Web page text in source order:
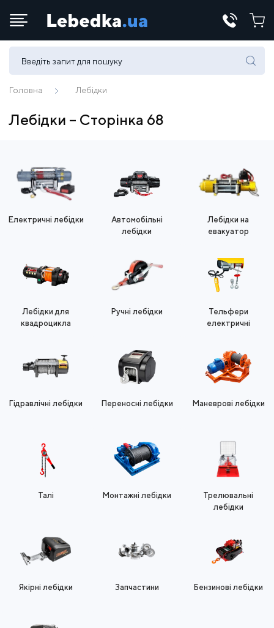
Телефони:
(067) 430 82-15
Головна Лебідки
Лебідки – Сторінка 68
Електричні лебідки
Автомобільні
лебідки
Лебідки на
евакуатор
Лебідки для
квадроцикла
Ручні лебідки
Тельфери
електричні
Гідравлічні лебідки Переносні лебідки Маневрові лебідки
Талі Монтажні лебідки
Трелювальні
лебідки
Якірні лебідки Запчастини Бензинові лебідки